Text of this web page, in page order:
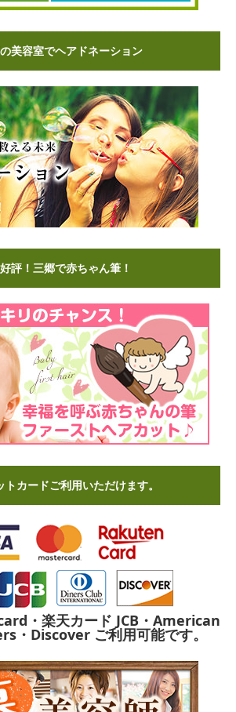
美容室でヘアドネーション
評！三郷で赤ちゃん筆！
トカードご利用いただけます。
・楽天カード JCB・American
・Discover ご利用可能です。